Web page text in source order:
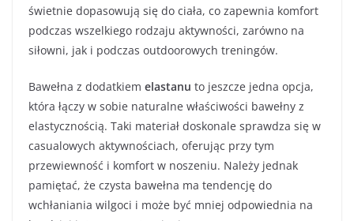
świetnie dopasowują się do ciała, co zapewnia komfort
podczas wszelkiego rodzaju aktywności, zarówno na
siłowni, jak i podczas outdoorowych treningów.
Bawełna z dodatkiem elastanu to jeszcze jedna opcja,
która łączy w sobie naturalne właściwości bawełny z
elastycznością. Taki materiał doskonale sprawdza się w
casualowych aktywnościach, oferując przy tym
przewiewność i komfort w noszeniu. Należy jednak
pamiętać, że czysta bawełna ma tendencję do
wchłaniania wilgoci i może być mniej odpowiednia na